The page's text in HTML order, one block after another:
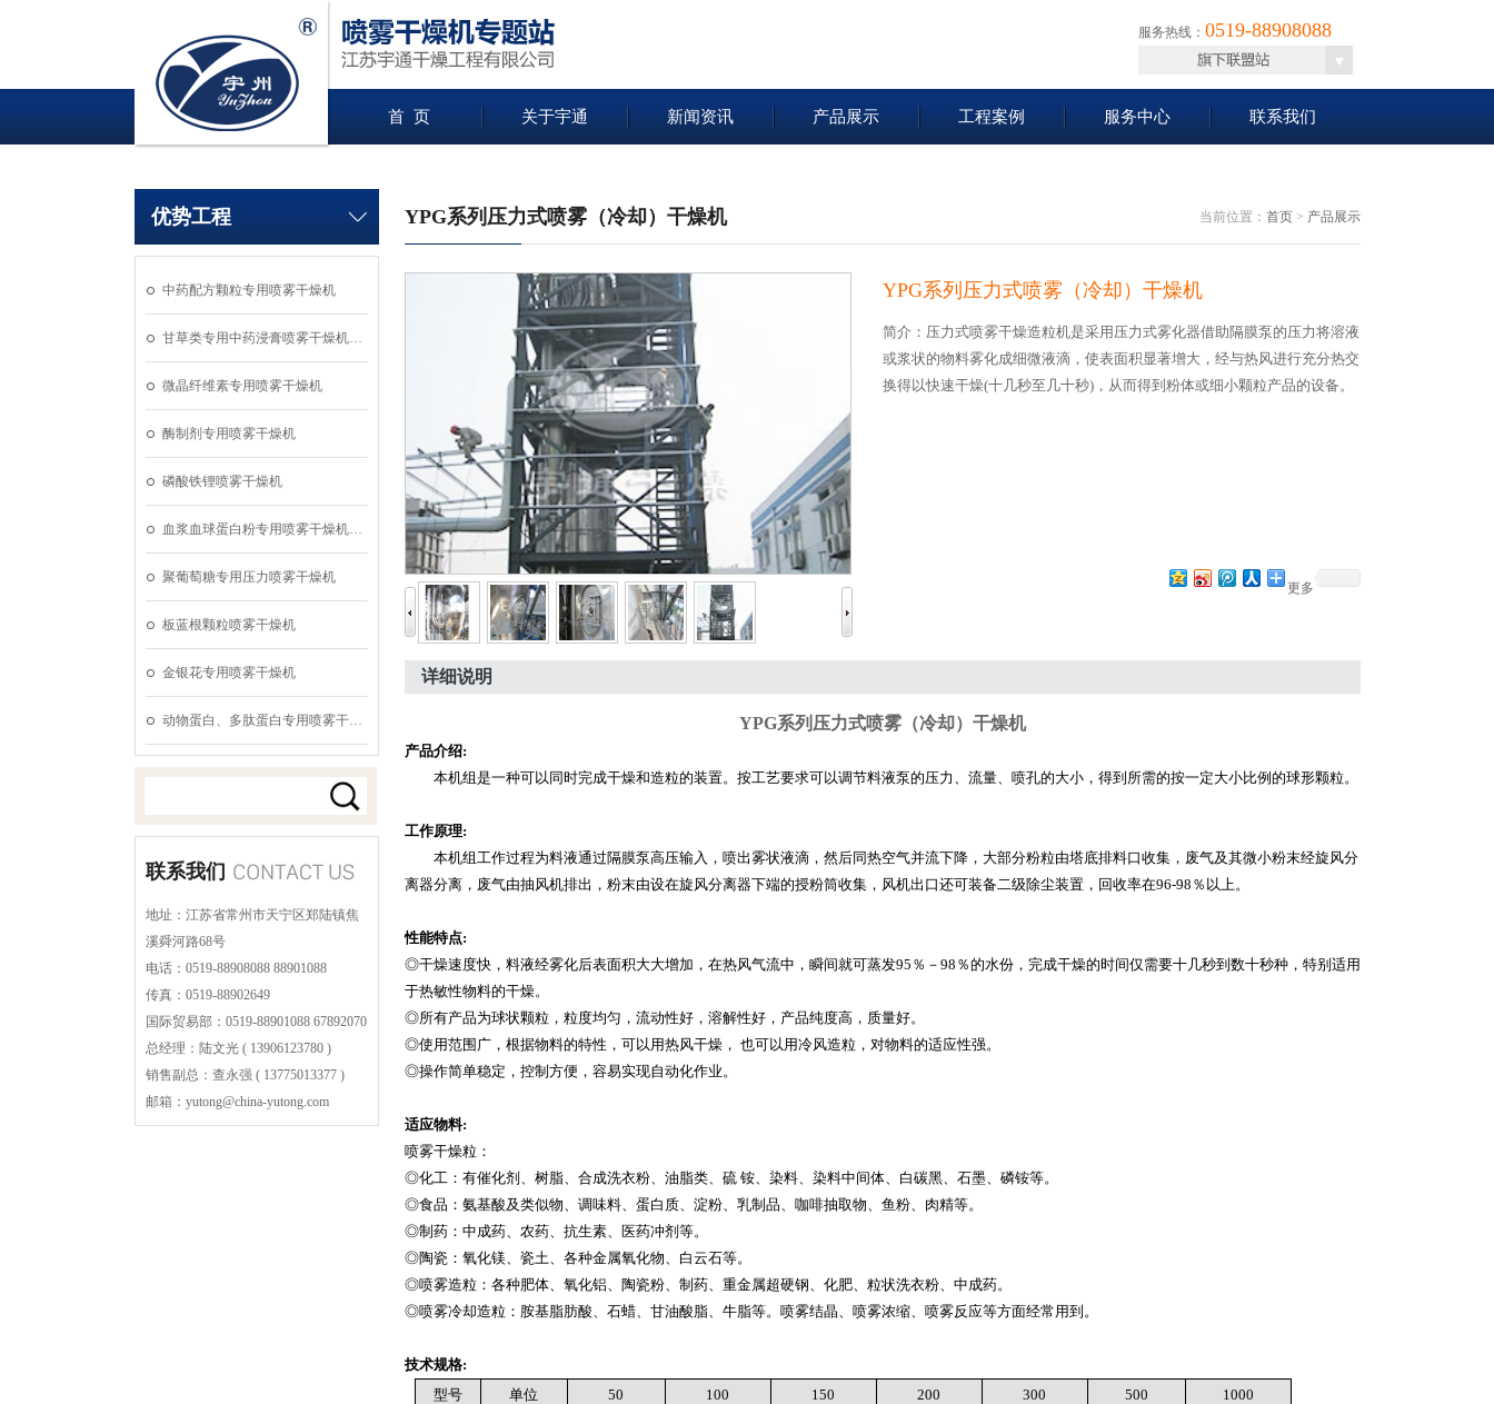
服务热线： 0519-88908088
首 页 关于宇通 新闻资讯 产品展示 工程案例 服务中心 联系我们
优势工程
中药配方颗粒专用喷雾干燥机
甘草类专用中药浸膏喷雾干燥机…
微晶纤维素专用喷雾干燥机
酶制剂专用喷雾干燥机
磷酸铁锂喷雾干燥机
血浆血球蛋白粉专用喷雾干燥机…
聚葡萄糖专用压力喷雾干燥机
板蓝根颗粒喷雾干燥机
金银花专用喷雾干燥机
动物蛋白、多肽蛋白专用喷雾干…
联系我们
地址：江苏省常州市天宁区郑陆镇焦
溪舜河路68号
电话：0519-88908088 88901088
传真：0519-88902649
国际贸易部：0519-88901088 67892070
总经理：陆文光 ( 13906123780 )
销售副总：查永强 ( 13775013377 )
邮箱：yutong@china-yutong.com
当前位置： 首页> 产品展示
YPG系列压力式喷雾（冷却）干燥机
YPG系列压力式喷雾（冷却）干燥机
简介：压力式喷雾干燥造粒机是采用压力式雾化器借助隔膜泵的压力将溶液
或浆状的物料雾化成细微液滴，使表面积显著增大，经与热风进行充分热交
换得以快速干燥(十几秒至几十秒)，从而得到粉体或细小颗粒产品的设备。
更多
详细说明
YPG系列压力式喷雾（冷却）干燥机
产品介绍:
本机组是一种可以同时完成干燥和造粒的装置。按工艺要求可以调节料液泵的压力、流量、喷孔的大小，得到所需的按一定大小比例的球形颗粒。
工作原理:
本机组工作过程为料液通过隔膜泵高压输入，喷出雾状液滴，然后同热空气并流下降，大部分粉粒由塔底排料口收集，废气及其微小粉末经旋风分
离器分离，废气由抽风机排出，粉末由设在旋风分离器下端的授粉筒收集，风机出口还可装备二级除尘装置，回收率在96-98％以上。
性能特点:
◎干燥速度快，料液经雾化后表面积大大增加，在热风气流中，瞬间就可蒸发95％－98％的水份，完成干燥的时间仅需要十几秒到数十秒种，特别适用
于热敏性物料的干燥。
◎所有产品为球状颗粒，粒度均匀，流动性好，溶解性好，产品纯度高，质量好。
◎使用范围广，根据物料的特性，可以用热风干燥， 也可以用冷风造粒，对物料的适应性强。
◎操作简单稳定，控制方便，容易实现自动化作业。
适应物料:
喷雾干燥粒：
◎化工：有催化剂、树脂、合成洗衣粉、油脂类、硫 铵、染料、染料中间体、白碳黑、石墨、磷铵等。
◎食品：氨基酸及类似物、调味料、蛋白质、淀粉、乳制品、咖啡抽取物、鱼粉、肉精等。
◎制药：中成药、农药、抗生素、医药冲剂等。
◎陶瓷：氧化镁、瓷土、各种金属氧化物、白云石等。
◎喷雾造粒：各种肥体、氧化铝、陶瓷粉、制药、重金属超硬钢、化肥、粒状洗衣粉、中成药。
◎喷雾冷却造粒：胺基脂肪酸、石蜡、甘油酸脂、牛脂等。喷雾结晶、喷雾浓缩、喷雾反应等方面经常用到。
技术规格:
型号
单位 50 100 150 200 300 500
1000